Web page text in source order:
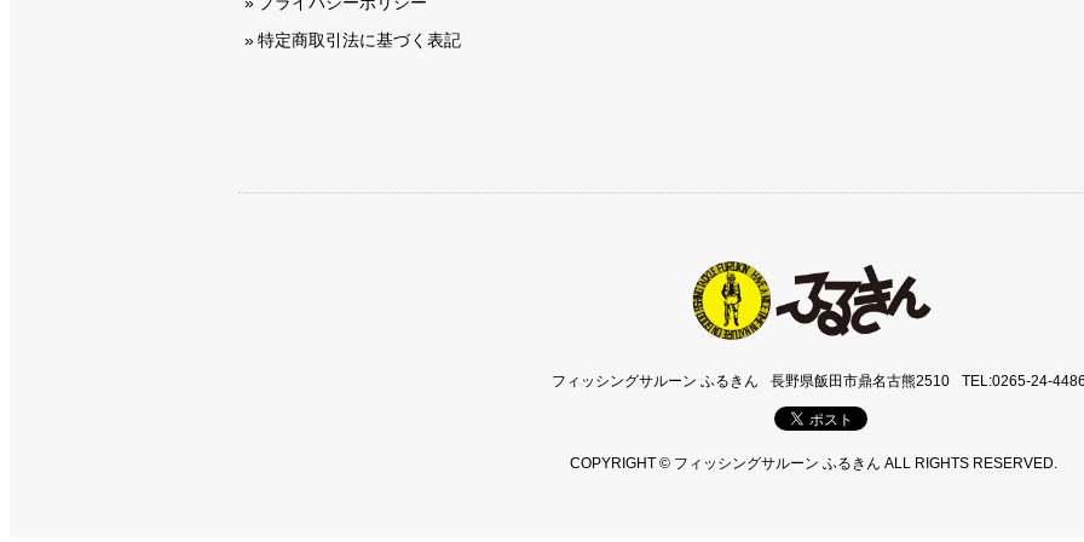
特定商取引法に基づく表記
フィッシングサルーン ふるきん 長野県飯田市鼎名古熊2510 TEL:0265-24-
COPYRIGHT © フィッシングサルーン ふるきん ALL RIGHTS RESERVED.